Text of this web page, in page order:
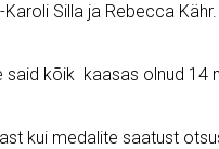
Silla ja Rebecca
kõik kaasas olnud 14
kui medalite saatust